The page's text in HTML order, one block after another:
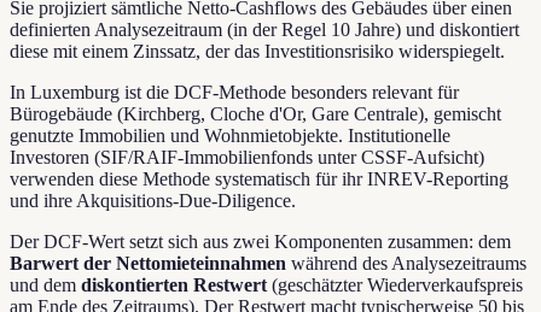
Sie projiziert sämtliche Netto-Cashflows des Gebäudes über einen
definierten Analysezeitraum (in der Regel 10 Jahre) und diskontiert
diese mit einem Zinssatz, der das Investitionsrisiko widerspiegelt.
In Luxemburg ist die DCF-Methode besonders relevant für
Bürogebäude (Kirchberg, Cloche d'Or, Gare Centrale), gemischt
genutzte Immobilien und Wohnmietobjekte. Institutionelle
Investoren (SIF/RAIF-Immobilienfonds unter CSSF-Aufsicht)
verwenden diese Methode systematisch für ihr INREV-Reporting
und ihre Akquisitions-Due-Diligence.
Der DCF-Wert setzt sich aus zwei Komponenten zusammen: dem
Barwert der Nettomieteinnahmen während des Analysezeitraums
und dem diskontierten Restwert (geschätzter Wiederverkaufspreis
am Ende des Zeitraums). Der Restwert macht typischerweise 50 bis